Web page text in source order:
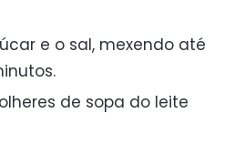
e o sal, mexendo até
de sopa do leite